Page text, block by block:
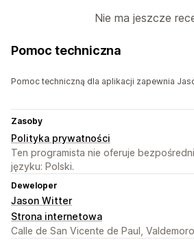
Nie ma jeszcze
Pomoc techniczna
Pomoc techniczną dla aplikacji zapewnia
Zasoby
Polityka prywatności
Ten programista nie oferuje
języku: Polski.
Deweloper
Jason Witter
Strona internetowa
Calle de San Vicente de Paul,